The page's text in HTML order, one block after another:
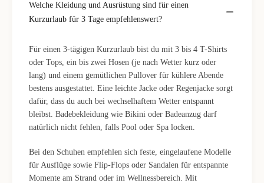
Welche Kleidung und Ausrüstung sind für einen
Kurzurlaub für 3 Tage empfehlenswert?
Für einen 3-tägigen Kurzurlaub bist du mit 3 bis 4 T-Shirts
oder Tops, ein bis zwei Hosen (je nach Wetter kurz oder
lang) und einem gemütlichen Pullover für kühlere Abende
bestens ausgestattet. Eine leichte Jacke oder Regenjacke sorgt
dafür, dass du auch bei wechselhaftem Wetter entspannt
bleibst. Badebekleidung wie Bikini oder Badeanzug darf
natürlich nicht fehlen, falls Pool oder Spa locken.
Bei den Schuhen empfehlen sich feste, eingelaufene Modelle
für Ausflüge sowie Flip-Flops oder Sandalen für entspannte
Momente am Strand oder im Wellnessbereich. Mit